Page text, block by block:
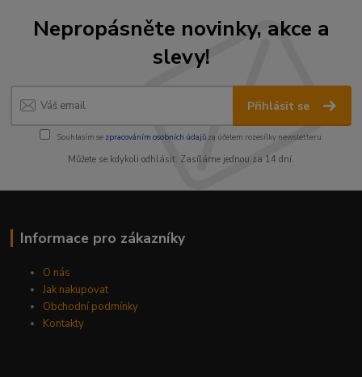
Nepropásněte novinky, akce a
slevy!
Přihlásit se
Souhlasím se zpracováním osobních údajůza účelem rozesílky newsletteru.
Můžete se kdykoli odhlásit. Zasíláme jednou za 14 dní.
Informace pro zákazníky
O nás
Jak nakupovat
Obchodní podmínky
Kontakty